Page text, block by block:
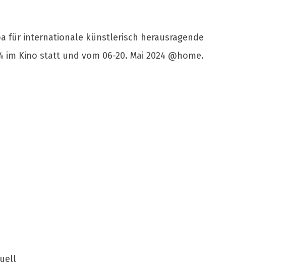
für internationale künstlerisch herausragende
Kino statt und vom 06-20. Mai 2024 @home.